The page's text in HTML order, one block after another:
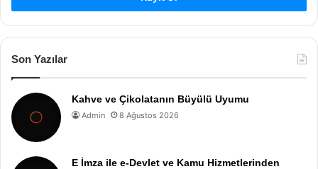
Son Yazılar
Kahve ve Çikolatanın Büyülü Uyumu
Admin 8 Ağustos 2026
E İmza ile e-Devlet ve Kamu Hizmetlerinden